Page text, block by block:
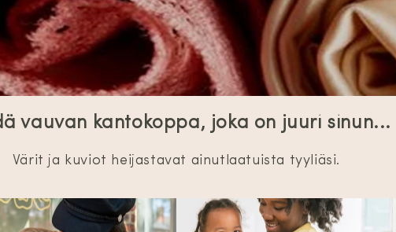
vauvan kantokoppa, joka on juuri sinun...
Värit ja kuviot heijastavat ainutlaatuista tyyliäsi.